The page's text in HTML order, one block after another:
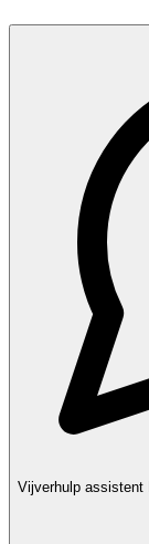
Vijverhulp assistent